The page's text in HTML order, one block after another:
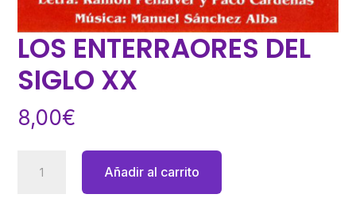
LOS ENTERRAORES DEL
SIGLO XX
8,00€
ENTERRAORES
Añadir al carrito